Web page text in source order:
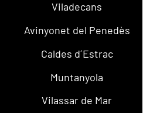
Viladecans
Avinyonet del Penedès
Caldes d´Estrac
Muntanyola
Vilassar de Mar